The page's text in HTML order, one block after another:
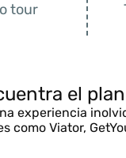
tour
el
experiencia
como Viator,